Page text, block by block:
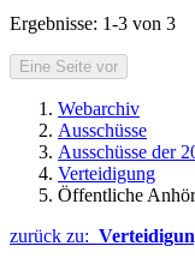
Ergebnisse: 1-3 von 3
Eine Seite vor
Webarchiv
Ausschüsse
Ausschüsse der
Verteidigung
Öffentliche
zurück zu: